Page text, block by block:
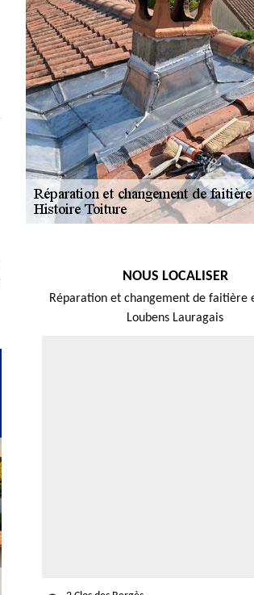
NOUS LOCALISER
Réparation et changement de faitière
Loubens Lauragais